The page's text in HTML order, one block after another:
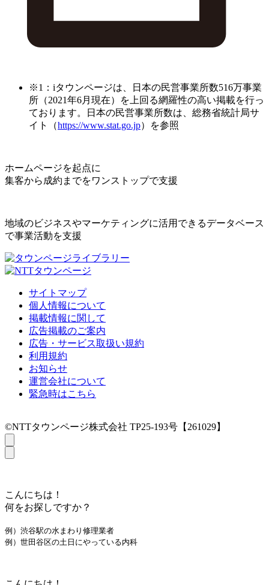
※1：iタウンページは、日本の民営事業所数516万事業
所（2021年6月現在）を上回る網羅性の高い掲載を行っ
ております。日本の民営事業所数は、総務省統計局サ
イト（https://www.stat.go.jp）を参照
ホームページを起点に
集客から成約までをワンストップで支援
地域のビジネスやマーケティングに活用できるデータベース
で事業活動を支援
サイトマップ
個人情報について
掲載情報に関して
広告掲載のご案内
広告・サービス取扱い規約
利用規約
お知らせ
運営会社について
緊急時はこちら
©NTTタウンページ株式会社 TP25-193号【261029】
こんにちは！
何をお探しですか？
例）渋谷駅の水まわり修理業者
例）世田谷区の土日にやっている内科